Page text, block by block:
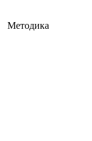
Методика